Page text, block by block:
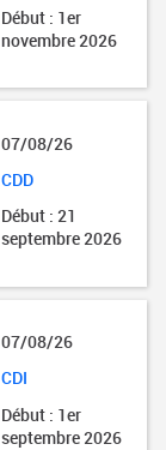
Début : 1er
novembre 2026
07/08/26
CDD
Début : 21
septembre 2026
07/08/26
CDI
Début : 1er
septembre 2026